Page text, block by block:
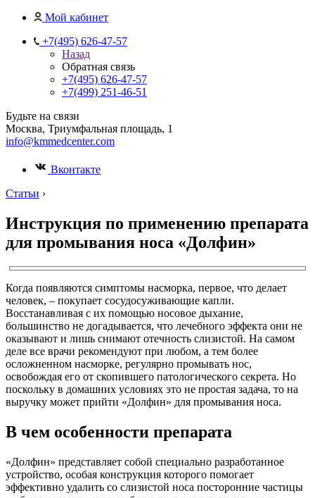
Мой кабинет
+7(495) 626-47-57
Назад
Обратная связь
+7(495) 626-47-57
+7(499) 251-46-51
Будьте на связи
Москва, Триумфальная площадь, 1
info@kmmedcenter.com
Вконтакте
Статьи ›
Инструкция по применению препарата
для промывания носа «Долфин»
Когда появляются симптомы насморка, первое, что делает
человек, – покупает сосудосуживающие капли.
Восстанавливая с их помощью носовое дыхание,
большинство не догадывается, что лечебного эффекта они не
оказывают и лишь снимают отечность слизистой. На самом
деле все врачи рекомендуют при любом, а тем более
осложненном насморке, регулярно промывать нос,
освобождая его от скопившего патологического секрета. Но
поскольку в домашних условиях это не простая задача, то на
выручку может прийти «Долфин» для промывания носа.
В чем особенности препарата
«Долфин» представляет собой специально разработанное
устройство, особая конструкция которого помогает
эффективно удалить со слизистой носа посторонние частицы